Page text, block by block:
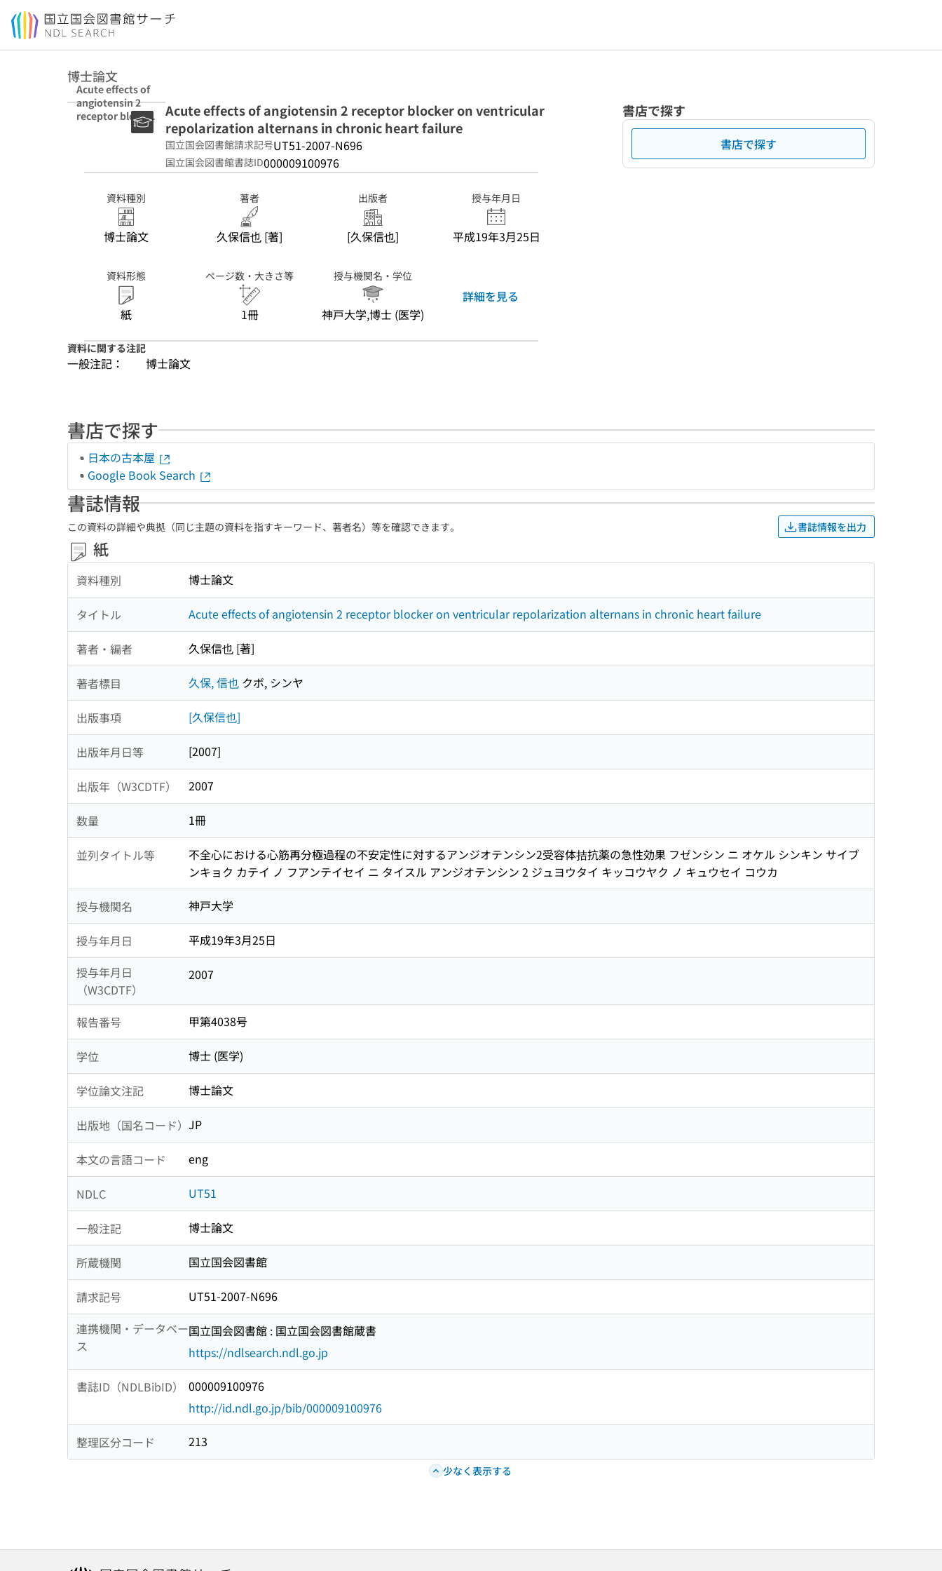
本文へ移動
博士論文
Acute effects of
angiotensin 2
receptor blocker
on ventricular
chronic heart
Acute effects of angiotensin 2 receptor blocker on ventricular
repolarization alternans in chronic heart failure
国立国会図書館請求記号UT51-2007-N696
国立国会図書館書誌ID000009100976
資料種別
博士論文
著者
久保信也 [著]
出版者
[久保信也]
授与年月日
平成19年3月25日
資料形態
紙
ページ数・大きさ等
1冊
授与機関名・学位
神戸大学,博士 (医学)
詳細を見る
資料に関する注記
一般注記： 博士論文
書店で探す
書店で探す
書店で探す
日本の古本屋
Google Book Search
書誌情報
この資料の詳細や典拠（同じ主題の資料を指すキーワード、著者名）等を確認できます。 書誌情報を出力
紙
資料種別 博士論文
タイトル Acute effects of angiotensin 2 receptor blocker on ventricular repolarization alternans in chronic heart failure
著者・編者 久保信也 [著]
著者標目 久保, 信也 クボ, シンヤ
出版事項 [久保信也]
出版年月日等 [2007]
出版年（W3CDTF） 2007
数量 1冊
並列タイトル等
不全心における心筋再分極過程の不安定性に対するアンジオテンシン2受容体拮抗薬の急性効果 フゼンシン ニ オケル シンキン サイブ
ンキョク カテイ ノ フアンテイセイ ニ タイスル アンジオテンシン 2 ジュヨウタイ キッコウヤク ノ キュウセイ コウカ
授与機関名 神戸大学
授与年月日
平成19年3月25日
授与年月日
（W3CDTF）
2007
報告番号 甲第4038号
学位 博士 (医学)
学位論文注記 博士論文
出版地（国名コード） JP
本文の言語コード eng
NDLC UT51
一般注記 博士論文
所蔵機関 国立国会図書館
請求記号
UT51-2007-N696
連携機関・データベー
ス
国立国会図書館 : 国立国会図書館蔵書
https://ndlsearch.ndl.go.jp
書誌ID（NDLBibID）
000009100976
http://id.ndl.go.jp/bib/000009100976
整理区分コード 213
少なく表示する